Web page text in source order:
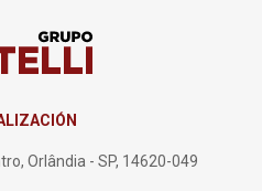
Orlândia - SP, 14620-049